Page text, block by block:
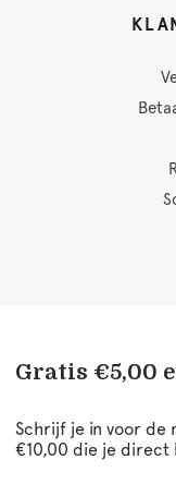
Gratis €5,00
Schrijf je in voor de
€10,00 die je direct